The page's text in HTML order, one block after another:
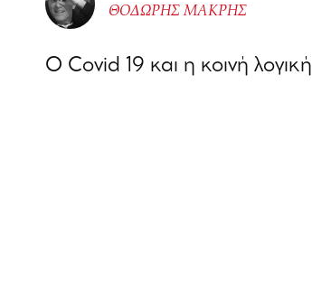
ΘΟΔΩΡHΣ ΜΑΚΡΗΣ
O Covid 19 και η κοινή λογική